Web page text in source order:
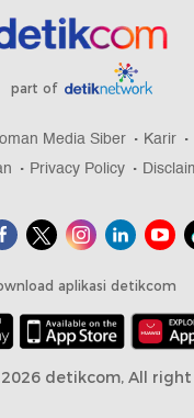
part of
Media Siber Karir
Privacy Policy
aplikasi detikcom
detikcom, All right